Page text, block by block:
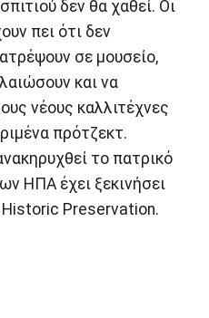
δεν θα χαθεί. Οι
πει ότι δεν
σε μουσείο,
και να
νέους καλλιτέχνες
πρότζεκτ.
το πατρικό
ΗΠΑ έχει ξεκινήσει
Preservation.